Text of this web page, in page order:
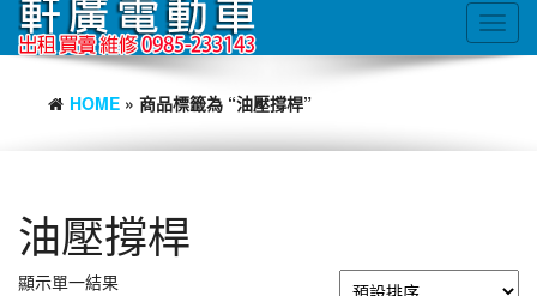
HOME » 商品標籤為 “油壓撐桿”
油壓撐桿
顯示單一結果